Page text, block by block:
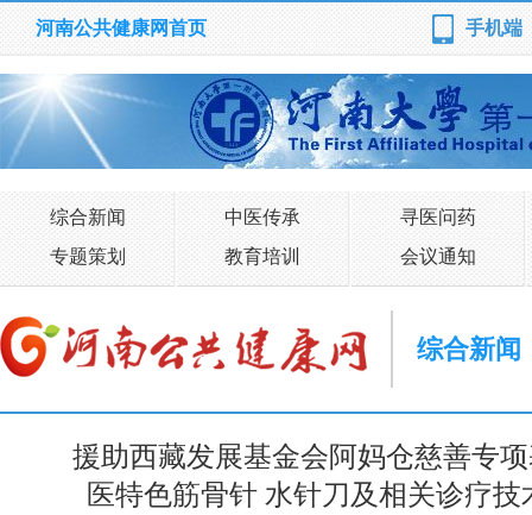
河南公共健康网首页 手机端
综合新闻 中医传承
寻医问药
专题策划
教育培训 会议通知
综合新闻
援助西藏发展基金会阿妈仓慈善专
医特色筋骨针 水针刀及相关诊疗